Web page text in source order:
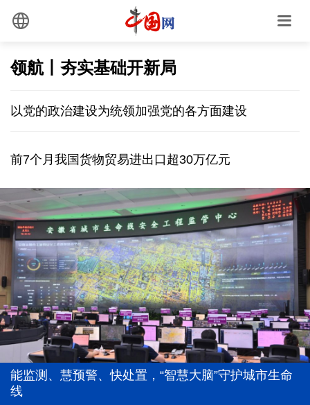
领航丨夯实基础开新局
以党的政治建设为统领加强党的各方面建设
前7个月我国货物贸易进出口超30万亿元
能监测、慧预警、快处置，“智慧大脑”守护城市生命
线